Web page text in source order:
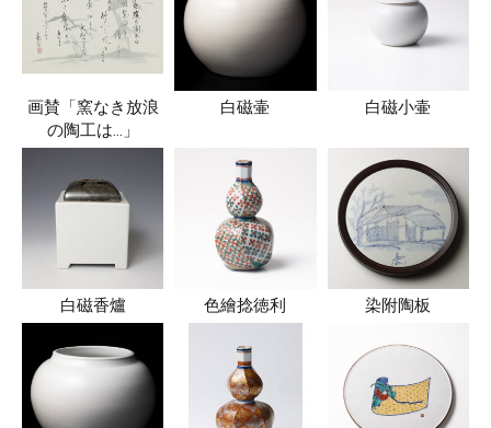
画賛「窯なき放浪
の陶工は…」
白磁壷 白磁小壷
白磁香爐 色繪捻徳利 染附陶板